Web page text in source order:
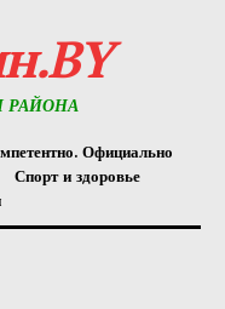
РАЙОНА
Официально
Спорт и здоровье